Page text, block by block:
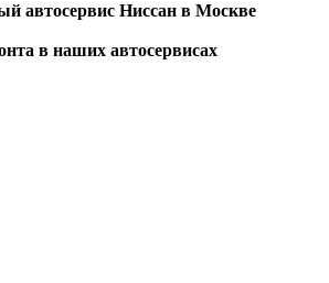
автосервис Ниссан в Москве
в наших автосервисах